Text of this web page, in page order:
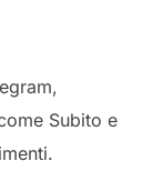
Subito e